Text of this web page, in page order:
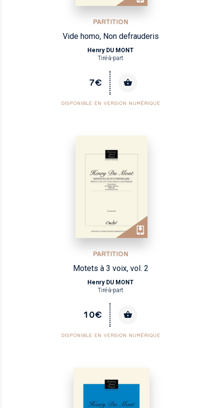
PARTITION
Vide homo, Non defrauderis
Henry DU MONT
Tiré-à-part
7€
DISPONIBLE EN VERSION NUMÉRIQUE
PARTITION
Motets à 3 voix, vol. 2
Henry DU MONT
Tiré-à-part
10€
DISPONIBLE EN VERSION NUMÉRIQUE